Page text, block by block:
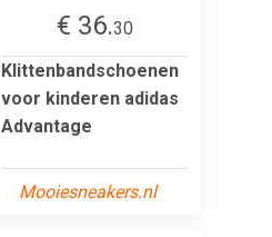
€ 36.30
Klittenbandschoenen
voor kinderen adidas
Advantage
Mooiesneakers.nl